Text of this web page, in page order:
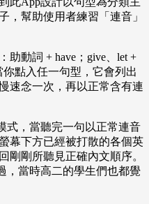
，幫助使用者練習「連音」
助動詞 + have；give、let +
你點入任一句型，它會列出
速念一次，再以正常含有連
式，當聽完一句以正常連音
幕下方已經被打散的各個英
剛剛所聽見正確內文順序。
，當時高二的學生們也都覺